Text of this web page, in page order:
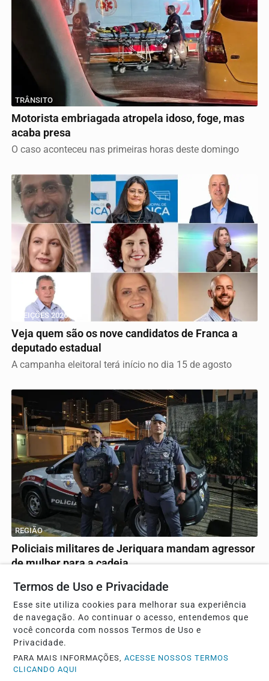
TRÂNSITO
Motorista embriagada atropela idoso, foge, mas
acaba presa
O caso aconteceu nas primeiras horas deste domingo
ELEIÇÕES 2026
Veja quem são os nove candidatos de Franca a
deputado estadual
A campanha eleitoral terá início no dia 15 de agosto
REGIÃO
Policiais militares de Jeriquara mandam agressor
de mulher para a cadeia
A ocorrência foi apresentada na CPJ de Franca
Termos de Uso e Privacidade
Esse site utiliza cookies para melhorar sua experiência
de navegação. Ao continuar o acesso, entendemos que
você concorda com nossos Termos de Uso e
Privacidade.
PARA MAIS INFORMAÇÕES,ACESSE NOSSOS TERMOS
CLICANDO AQUI